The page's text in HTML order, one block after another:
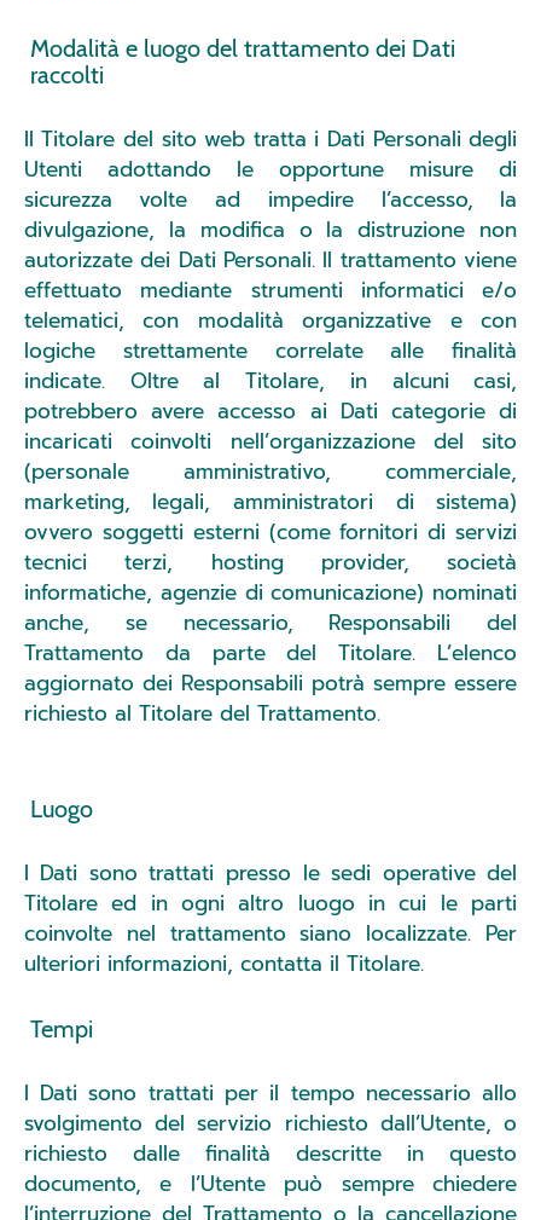
Modalità e luogo del trattamento dei Dati
raccolti
Il Titolare del sito web tratta i Dati Personali degli
Utenti adottando le opportune misure di
sicurezza volte ad impedire l’accesso, la
divulgazione, la modifica o la distruzione non
autorizzate dei Dati Personali. Il trattamento viene
effettuato mediante strumenti informatici e/o
telematici, con modalità organizzative e con
logiche strettamente correlate alle finalità
indicate. Oltre al Titolare, in alcuni casi,
potrebbero avere accesso ai Dati categorie di
incaricati coinvolti nell’organizzazione del sito
(personale amministrativo, commerciale,
marketing, legali, amministratori di sistema)
ovvero soggetti esterni (come fornitori di servizi
tecnici terzi, hosting provider, società
informatiche, agenzie di comunicazione) nominati
anche, se necessario, Responsabili del
Trattamento da parte del Titolare. L’elenco
aggiornato dei Responsabili potrà sempre essere
richiesto al Titolare del Trattamento.
Luogo
I Dati sono trattati presso le sedi operative del
Titolare ed in ogni altro luogo in cui le parti
coinvolte nel trattamento siano localizzate. Per
ulteriori informazioni, contatta il Titolare.
Tempi
I Dati sono trattati per il tempo necessario allo
svolgimento del servizio richiesto dall’Utente, o
richiesto dalle finalità descritte in questo
documento, e l’Utente può sempre chiedere
l’interruzione del Trattamento o la cancellazione